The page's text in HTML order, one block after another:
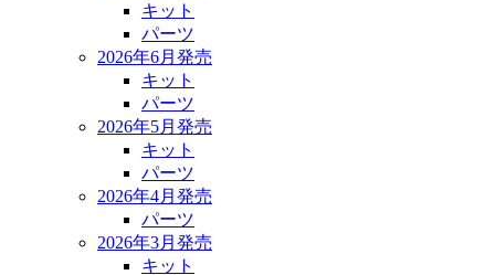
キット
パーツ
2026年6月発売
キット
パーツ
2026年5月発売
キット
パーツ
2026年4月発売
パーツ
2026年3月発売
キット